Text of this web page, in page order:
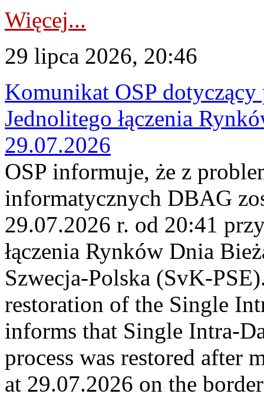
Więcej...
29 lipca 2026, 20:46
Komunikat OSP
Jednolitego łączenia
29.07.2026
OSP informuje, że z
informatycznych DBAG
29.07.2026 r. od 20:41
łączenia Rynków Dnia
Szwecja-Polska (SvK-
restoration of the Single
informs that Single Intra-
process was restored after
at 29.07.2026 on the